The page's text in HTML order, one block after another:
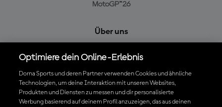
MotoGP™26
Über uns
Cookie-Richtlinien
Geschäftsbedingungen
Datenschutzrichtlinien
Kaufrichtlinie
Optimiere dein Online-Erlebnis
Dorna Sports und deren Partner verwenden Cookies und ähnliche
Technologien, um deine Interaktion mit unseren Websites,
Produkten und Diensten zu messen und dir personalisierte
Werbung basierend auf deinem Profil anzuzeigen, das aus deinen